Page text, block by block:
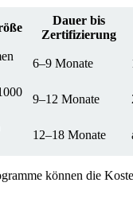
Dauer bis
Zertifizierung
6–9 Monate
9–12 Monate
12–18 Monate
können die